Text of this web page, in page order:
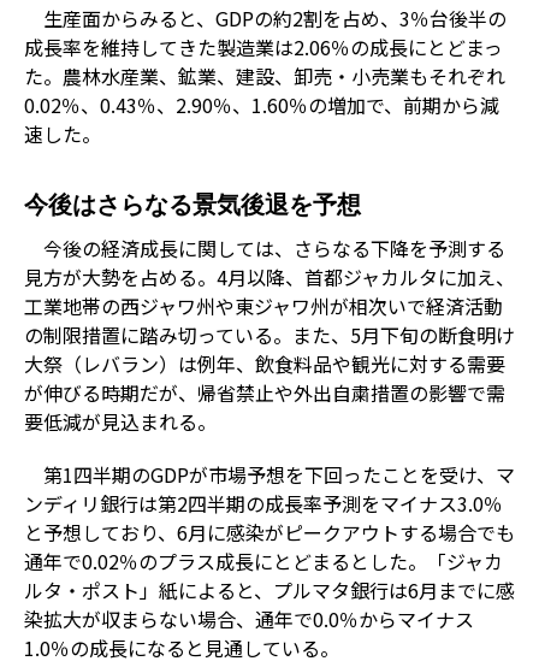
生産面からみると、GDPの約2割を占め、3％台後半の
成長率を維持してきた製造業は2.06％の成長にとどまっ
た。農林水産業、鉱業、建設、卸売・小売業もそれぞれ
0.02％、0.43％、2.90％、1.60％の増加で、前期から減
速した。
今後はさらなる景気後退を予想
今後の経済成長に関しては、さらなる下降を予測する
見方が大勢を占める。4月以降、首都ジャカルタに加え、
工業地帯の西ジャワ州や東ジャワ州が相次いで経済活動
の制限措置に踏み切っている。また、5月下旬の断食明け
大祭（レバラン）は例年、飲食料品や観光に対する需要
が伸びる時期だが、帰省禁止や外出自粛措置の影響で需
要低減が見込まれる。
第1四半期のGDPが市場予想を下回ったことを受け、マ
ンディリ銀行は第2四半期の成長率予測をマイナス3.0％
と予想しており、6月に感染がピークアウトする場合でも
通年で0.02％のプラス成長にとどまるとした。「ジャカ
ルタ・ポスト」紙によると、プルマタ銀行は6月までに感
染拡大が収まらない場合、通年で0.0％からマイナス
1.0％の成長になると見通している。